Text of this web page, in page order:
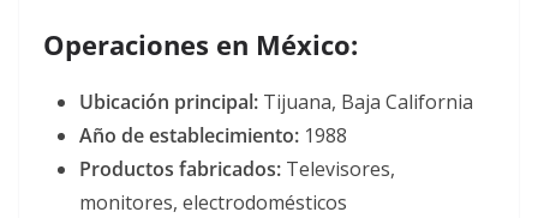
Operaciones en México:
Ubicación principal: Tijuana, Baja California
Año de establecimiento: 1988
Productos fabricados: Televisores,
monitores, electrodomésticos